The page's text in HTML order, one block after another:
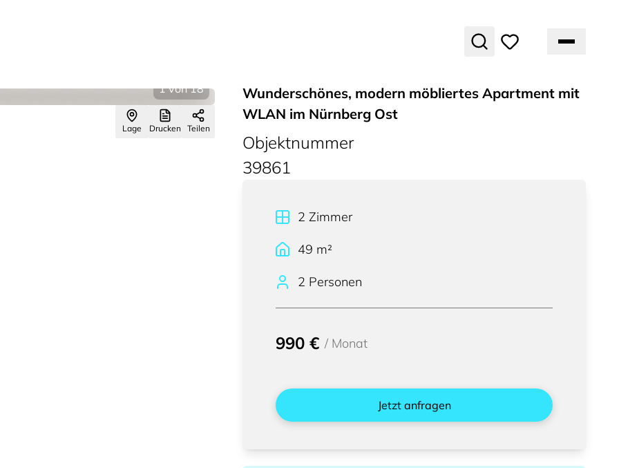
1 von 18
Lage Drucken Teilen
Wunderschönes, modern möbliertes Apartment mit
WLAN im Nürnberg Ost
Objektnummer
39861
2 Zimmer
49 m²
2 Personen
990 € / Monat
Jetzt anfragen